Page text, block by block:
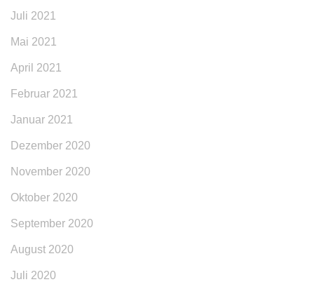
Juli 2021
Mai 2021
April 2021
Februar 2021
Januar 2021
Dezember 2020
November 2020
Oktober 2020
September 2020
August 2020
Juli 2020